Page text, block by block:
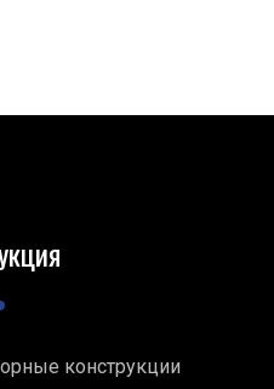
конструкции